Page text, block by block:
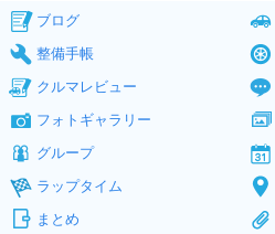
ブログ
整備手帳
クルマレビュー
フォトギャラリー
グループ
ラップタイム
まとめ